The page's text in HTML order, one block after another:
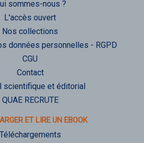
sommes-nous ?
L'accès ouvert
Nos collections
données personnelles - RGPD
CGU
Contact
scientifique et éditorial
QUAE RECRUTE
ET LIRE UN EBOOK
Téléchargements